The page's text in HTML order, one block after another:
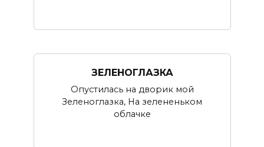
ЗЕЛЕНОГЛАЗКА
Опустилась на дворик мой
Зеленоглазка, На зелененьком
облачке